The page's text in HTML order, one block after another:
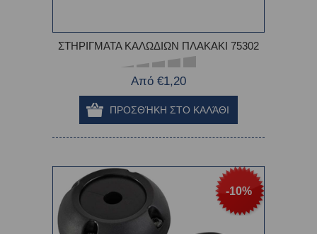
ΣΤΗΡΙΓΜΑΤΑ ΚΑΛΩΔΙΩΝ ΠΛΑΚΑΚΙ 75302
Από €1,20
-10%